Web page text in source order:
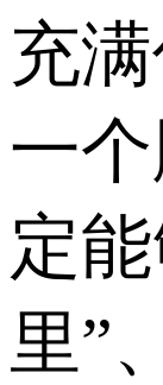
充
一
定
里”